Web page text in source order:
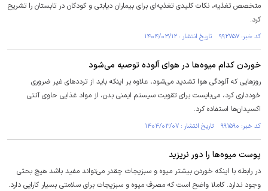
متخصص تغذیه، نکات کلیدی تغذیه‌ای برای بیماران دیابتی و کودکان در تابستان را تشریح
کرد.
کد خبر: ۹۹۲۷۵۷ تاریخ انتشار : ۱۴۰۴/۰۳/۱۲
خوردن کدام میوه‌ها در هوای آلوده توصیه می‌شود
روز‌هایی که آلودگی هوا تشدید می‌شود، علاوه بر اینکه باید از تردد‌های غیر ضروری
خودداری کرد، می‌بایست برای تقویت سیستم ایمنی بدن، از مواد غذایی حاوی آنتی
اکسیدان‌ها استفاده کرد.
کد خبر: ۹۹۱۵۹۰ تاریخ انتشار : ۱۴۰۴/۰۳/۰۷
پوست میوه‌ها را دور نریزید
در رابطه با اینکه خوردن بیشتر میوه و سبزیجات چقدر می‌تواند مفید باشد هیچ بحثی
وجود ندارد. کاملا واضح است که مصرف میوه و سبزیجات برای سلامتی بسیار کارایی دارد.